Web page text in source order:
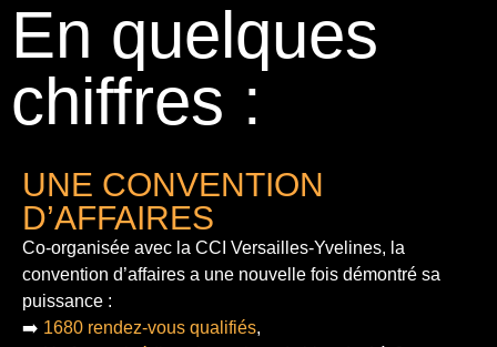
En quelques
chiffres :
UNE CONVENTION
D’AFFAIRES
Co-organisée avec la CCI Versailles-Yvelines, la
convention d’affaires a une nouvelle fois démontré sa
puissance :
➡️ 1680 rendez-vous qualifiés,